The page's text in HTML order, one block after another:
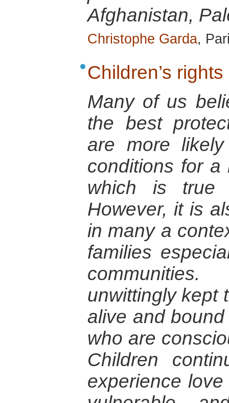
Afghanistan,
Christophe Garda,
Children’s rights
Many of us
the best
are more
conditions for a
which is true
However, it is
in many a
families
unwittingly kept
alive and
who are
Children
experience